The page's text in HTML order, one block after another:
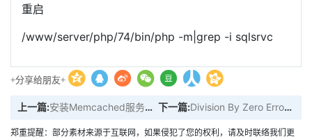
重启
/www/server/php/74/bin/php -m|grep -i sqlsrvc
+分享给朋友+
上一篇:安装Memcached服务流程 下一篇:Division By Zero Error: Division by zero in...
郑重提醒：部分素材来源于互联网，如果侵犯了您的权利，请及时联络我们更